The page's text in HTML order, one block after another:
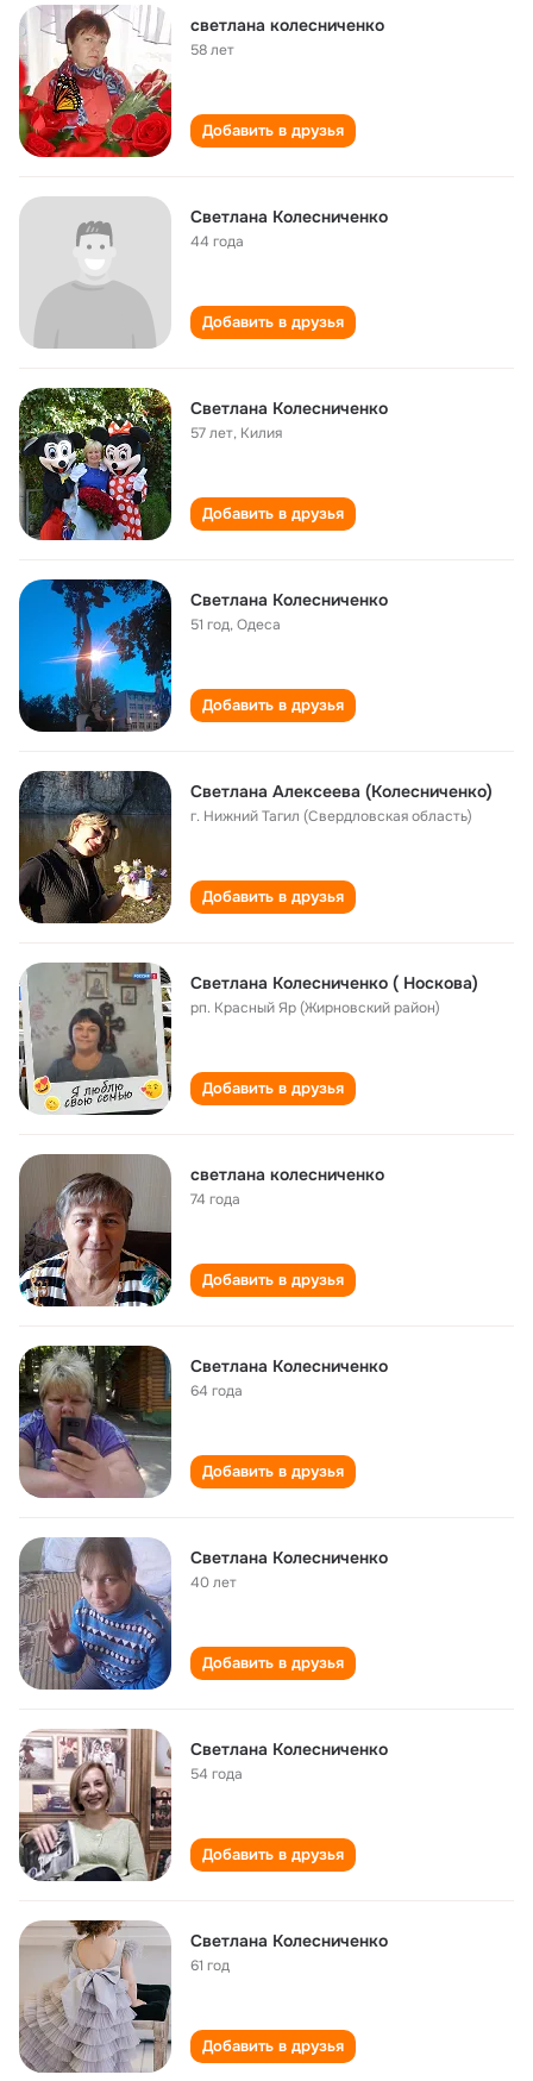
светлана колесниченко
58 лет
Добавить в друзья
Светлана Колесниченко
44 года
Добавить в друзья
Светлана Колесниченко
57 лет, Килия
Добавить в друзья
Светлана Колесниченко
51 год,Одеса
Добавить в друзья
Светлана Алексеева (Колесниченко)
г. Нижний Тагил (Свердловская область)
Добавить в друзья
Светлана Колесниченко ( Носкова)
рп. Красный Яр (Жирновский район)
Добавить в друзья
светлана колесниченко
74 года
Добавить в друзья
Светлана Колесниченко
64 года
Добавить в друзья
Светлана Колесниченко
40 лет
Добавить в друзья
Светлана Колесниченко
54 года
Добавить в друзья
Светлана Колесниченко
61 год
Добавить в друзья